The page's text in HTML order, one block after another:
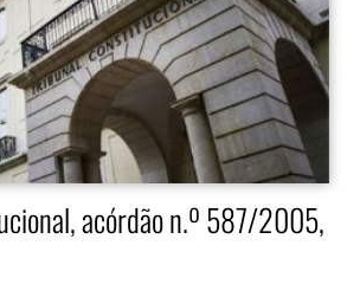
acórdão n.º 587/2005,